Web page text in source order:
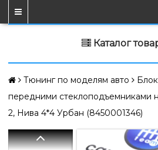
Каталог
Тюнинг по моделям авто
передними стеклоподъемниками
2, Нива 4*4 Урбан (8450001346)